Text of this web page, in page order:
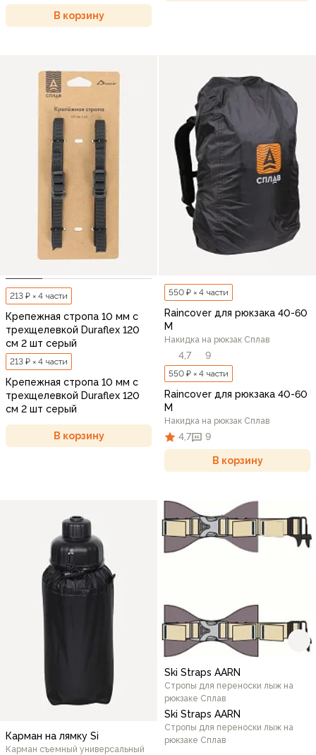
В корзину
213 ₽ × 4 части
Крепежная стропа 10 мм с
трехщелевкой Duraflex 120
см 2 шт серый
213 ₽ × 4 части
Крепежная стропа 10 мм с
трехщелевкой Duraflex 120
см 2 шт серый
В корзину
550 ₽ × 4 части
Raincover для рюкзака 40-60
M
Накидка на рюкзак Сплав
4,7 9
550 ₽ × 4 части
Raincover для рюкзака 40-60
M
Накидка на рюкзак Сплав
4,7 9
В корзину
Карман на лямку Si
Карман съемный универсальный
Ski Straps AARN
Стропы для переноски лыж на
рюкзаке Сплав
Ski Straps AARN
Стропы для переноски лыж на
рюкзаке Сплав